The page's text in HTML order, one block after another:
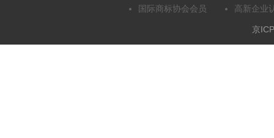
国际商标协会会员
高新企业
京